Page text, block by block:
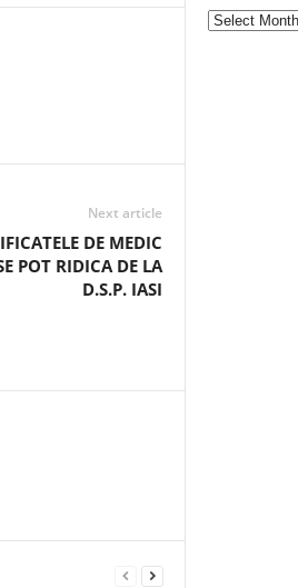
Next article
DE MEDIC
POT RIDICA DE LA
D.S.P. IASI